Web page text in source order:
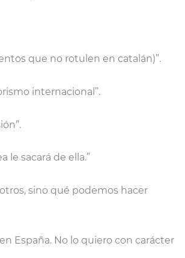
que no rotulen en catalán)”.
internacional”.
le sacará de ella.”
sino qué podemos hacer
España. No lo quiero con carácter